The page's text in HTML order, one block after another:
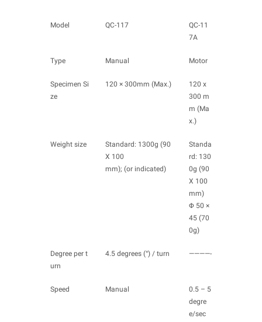
Model QC-117
QC-11
7A
Type Manual Motor
Specimen Si
ze
120 × 300mm (Max.)
120 x
300 m
m (Ma
x.)
Weight size
Standard: 1300g (90
X 100
mm); (or indicated)
Standa
rd: 130
0g (90
X 100
mm)
Φ 50 ×
45 (70
0g)
Degree per t
urn
4.5 degrees (°) / turn ————-
Speed Manual
0.5 – 5
degre
e/sec